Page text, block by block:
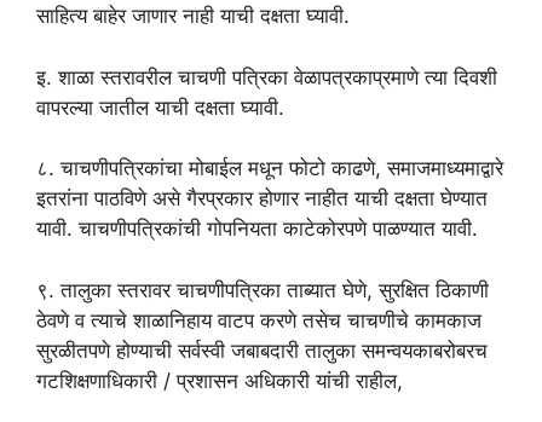
साहित्य बाहेर जाणार नाही याची दक्षता घ्यावी.
इ. शाळा स्तरावरील चाचणी पत्रिका वेळापत्रकाप्रमाणे त्या दिवशी
वापरल्या जातील याची दक्षता घ्यावी.
८. चाचणीपत्रिकांचा मोबाईल मधून फोटो काढणे, समाजमाध्यमाद्वारे
इतरांना पाठविणे असे गैरप्रकार होणार नाहीत याची दक्षता घेण्यात
यावी. चाचणीपत्रिकांची गोपनियता काटेकोरपणे पाळण्यात यावी.
९. तालुका स्तरावर चाचणीपत्रिका ताब्यात घेणे, सुरक्षित ठिकाणी
ठेवणे व त्याचे शाळानिहाय वाटप करणे तसेच चाचणीचे कामकाज
सुरळीतपणे होण्याची सर्वस्वी जबाबदारी तालुका समन्वयकाबरोबरच
गटशिक्षणाधिकारी / प्रशासन अधिकारी यांची राहील,